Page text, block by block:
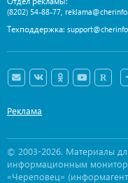
(8202) 54-88-77
Техподдержка:
Реклама
© 2003-2026. Материалы
информационным
«Череповец»